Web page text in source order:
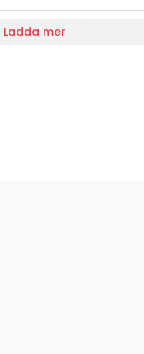
Ladda mer